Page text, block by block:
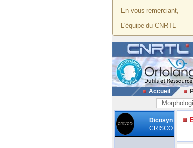
En vous remerciant,
L'équipe du CNRTL
Accueil
Dicosyn
CRISCO